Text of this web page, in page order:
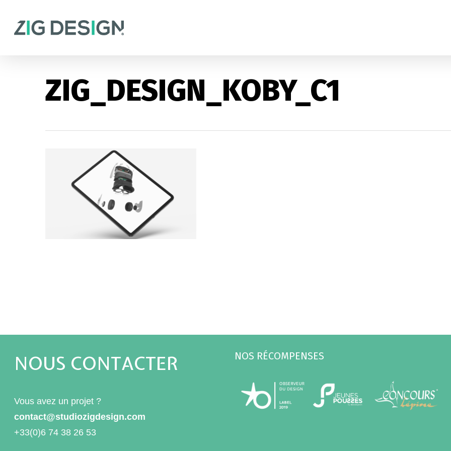
main
ZIG_DESIGN_KOBY_C1
NOUS CONTACTER
Vous avez un projet ?
contact@studiozigdesign.com
+33(0)6 74 38 26 53
NOS RÉCOMPENSES